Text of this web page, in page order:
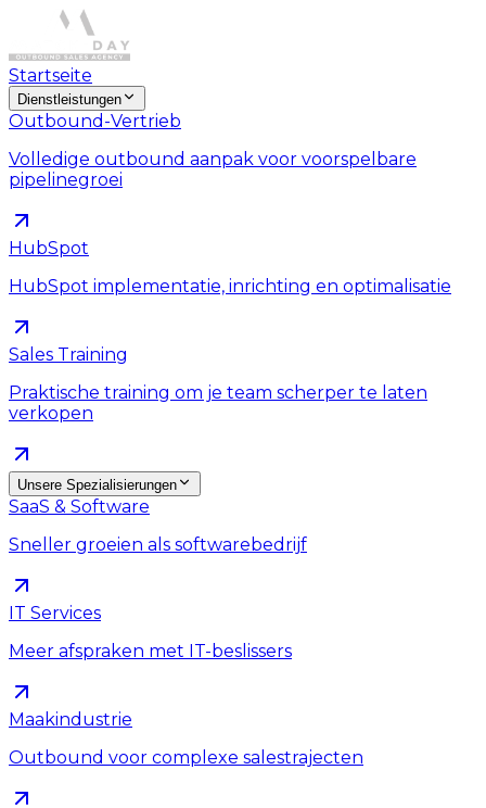
Startseite
Dienstleistungen
Outbound-Vertrieb
Volledige outbound aanpak voor voorspelbare
pipelinegroei
HubSpot
HubSpot implementatie, inrichting en optimalisatie
Sales Training
Praktische training om je team scherper te laten
verkopen
Unsere Spezialisierungen
SaaS & Software
Sneller groeien als softwarebedrijf
IT Services
Meer afspraken met IT-beslissers
Maakindustrie
Outbound voor complexe salestrajecten